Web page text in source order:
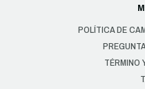
POLÍTICA DE
TÉRMINO